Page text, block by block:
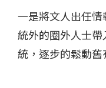
一是將文人出任
統外的圈外人士
統，逐步的鬆動舊